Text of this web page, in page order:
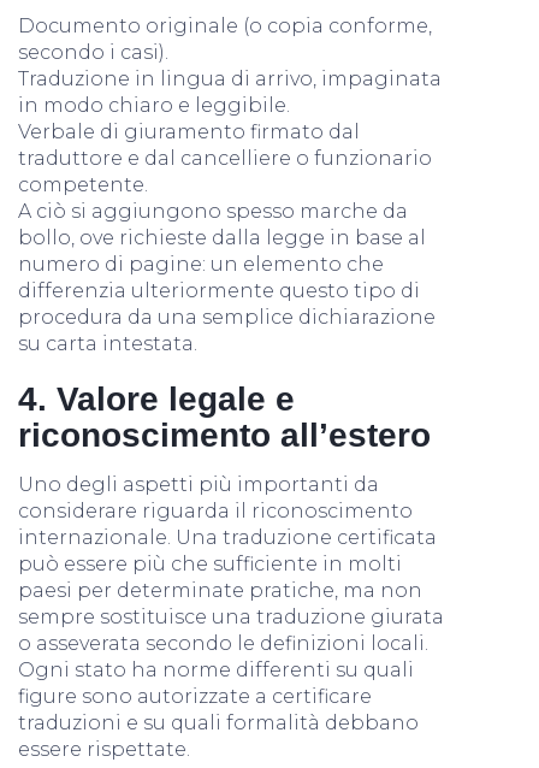
Documento originale (o copia conforme,
secondo i casi).
Traduzione in lingua di arrivo, impaginata
in modo chiaro e leggibile.
Verbale di giuramento firmato dal
traduttore e dal cancelliere o funzionario
competente.
A ciò si aggiungono spesso marche da
bollo, ove richieste dalla legge in base al
numero di pagine: un elemento che
differenzia ulteriormente questo tipo di
procedura da una semplice dichiarazione
su carta intestata.
4. Valore legale e
riconoscimento all’estero
Uno degli aspetti più importanti da
considerare riguarda il riconoscimento
internazionale. Una traduzione certificata
può essere più che sufficiente in molti
paesi per determinate pratiche, ma non
sempre sostituisce una traduzione giurata
o asseverata secondo le definizioni locali.
Ogni stato ha norme differenti su quali
figure sono autorizzate a certificare
traduzioni e su quali formalità debbano
essere rispettate.